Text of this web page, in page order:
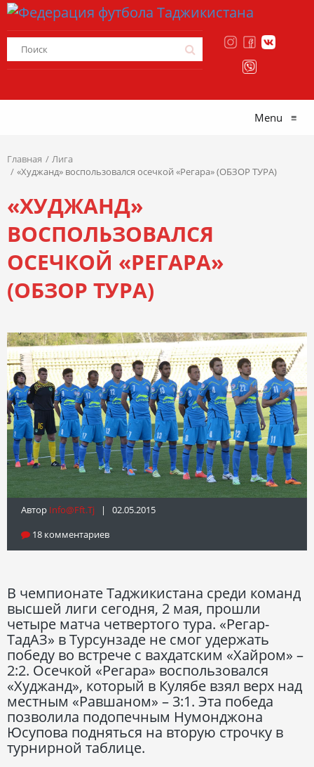
Menu ≡
Главная
Лига
«Худжанд» воспользовался осечкой «Регара» (ОБЗОР ТУРА)
«ХУДЖАНД»
ВОСПОЛЬЗОВАЛСЯ
ОСЕЧКОЙ «РЕГАРА»
(ОБЗОР ТУРА)
Автор Info@fft.tj | 02.05.2015
18 комментариев
В чемпионате Таджикистана среди команд
высшей лиги сегодня, 2 мая, прошли
четыре матча четвертого тура. «Регар-
ТадАЗ» в Турсунзаде не смог удержать
победу во встрече с вахдатским «Хайром» –
2:2. Осечкой «Регара» воспользовался
«Худжанд», который в Кулябе взял верх над
местным «Равшаном» – 3:1. Эта победа
позволила подопечным Нумонджона
Юсупова подняться на вторую строчку в
турнирной таблице.